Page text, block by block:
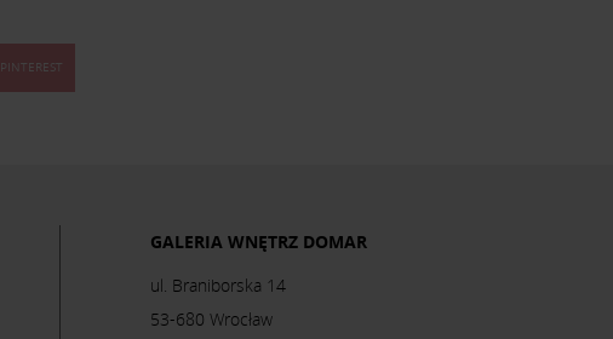
PINTEREST
GALERIA WNĘTRZ DOMAR
ul. Braniborska 14
53-680 Wrocław